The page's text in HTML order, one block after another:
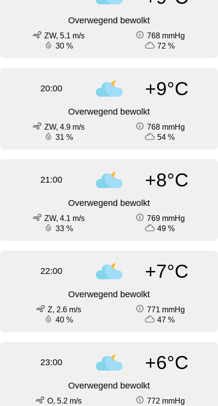
Overwegend bewolkt
ZW, 5.1 m/s
768 mmHg
30 %
72 %
20:00 +9°C
Overwegend bewolkt
ZW, 4.9 m/s
768 mmHg
31 %
54 %
21:00 +8°C
Overwegend bewolkt
ZW, 4.1 m/s
769 mmHg
33 %
49 %
22:00 +7°C
Overwegend bewolkt
Z, 2.6 m/s
771 mmHg
40 %
47 %
23:00 +6°C
Overwegend bewolkt
O, 5.2 m/s
772 mmHg